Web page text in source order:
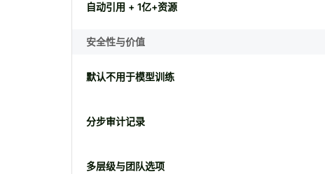
自动引用 + 1亿+资源
安全性与价值
默认不用于模型训练
分步审计记录
多层级与团队选项